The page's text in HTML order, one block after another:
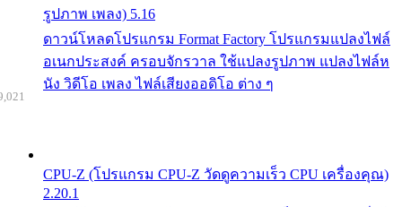
รูปภาพ เพลง) 5.16
ดาวน์โหลดโปรแกรม Format Factory โปรแกรมแปลงไฟล์
อเนกประสงค์ ครอบจักรวาล ใช้แปลงรูปภาพ แปลงไฟล์ห
นัง วิดีโอ เพลง ไฟล์เสียงออดิโอ ต่าง ๆ
CPU-Z (โปรแกรม CPU-Z วัดดูความเร็ว CPU เครื่องคุณ)
2.20.1